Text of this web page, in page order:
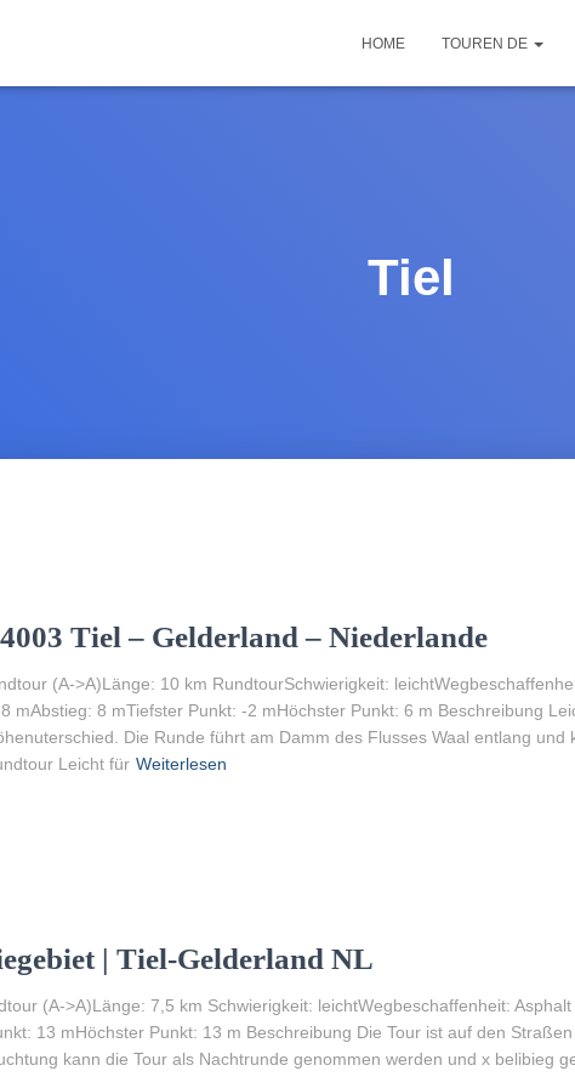
HOME TOUREN DE
Tiel
Tiel – Gelderland – Niederlande
(A->A)Länge: 10 km RundtourSchwierigkeit:
mAbstieg: 8 mTiefster Punkt: -2 mHöchster Punkt: 6 m Beschreibung
Die Runde führt am Damm des Flusses Waal entlang und
Leicht für Weiterlesen
| Tiel-Gelderland NL
(A->A)Länge: 7,5 km Schwierigkeit: leichtWegbeschaffenheit:
13 mHöchster Punkt: 13 m Beschreibung Die Tour ist auf den
kann die Tour als Nachtrunde genommen werden und x belibieg